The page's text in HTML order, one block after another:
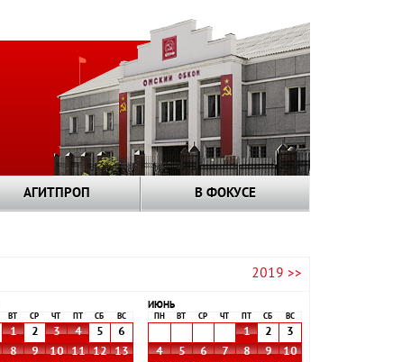
АГИТПРОП В ФОКУСЕ
2019 >>
ВТ СР ЧТ СБ ВС
1 2 3 4 5
6
8 9 10 11 12
13
ИЮНЬ
ПН ВТ СР ЧТ СБ ВС
1 2
3
4
5 6 7 8 9
10